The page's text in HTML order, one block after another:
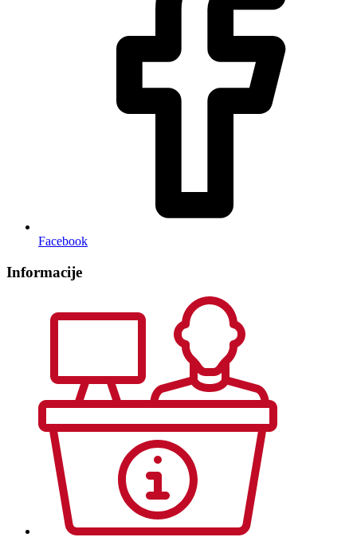
Facebook
Informacije